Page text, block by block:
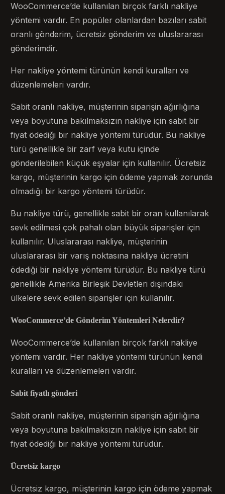
WooCommerce’de kullanılan birçok farklı nakliye
yöntemi vardır. En popüler olanlardan bazıları sabit
oranlı gönderim, ücretsiz gönderim ve uluslararası
gönderimdir.
Her nakliye yöntemi türünün kendi kuralları ve
düzenlemeleri vardır.
Sabit oranlı nakliye, müşterinin siparişin ağırlığına
veya boyutuna bakılmaksızın nakliye için sabit bir
fiyat ödediği bir nakliye yöntemi türüdür. Bu nakliye
türü genellikle bir zarf veya kutu içinde
gönderilebilen küçük eşyalar için kullanılır. Ücretsiz
kargo, müşterinin kargo için ödeme yapmak zorunda
olmadığı bir kargo yöntemi türüdür.
Bu nakliye türü, genellikle sabit bir oran kullanılarak
sevk edilmesi çok pahalı olan büyük siparişler için
kullanılır. Uluslararası nakliye, müşterinin
uluslararası bir varış noktasına nakliye ücretini
ödediği bir nakliye yöntemi türüdür. Bu nakliye türü
genellikle Amerika Birleşik Devletleri dışındaki
ülkelere sevk edilen siparişler için kullanılır.
WooCommerce’de Gönderim Yöntemleri Nelerdir?
WooCommerce’de kullanılan birçok farklı nakliye
yöntemi vardır. Her nakliye yöntemi türünün kendi
kuralları ve düzenlemeleri vardır.
Sabit fiyatlı gönderi
Sabit oranlı nakliye, müşterinin siparişin ağırlığına
veya boyutuna bakılmaksızın nakliye için sabit bir
fiyat ödediği bir nakliye yöntemi türüdür.
Ücretsiz kargo
Ücretsiz kargo, müşterinin kargo için ödeme yapmak